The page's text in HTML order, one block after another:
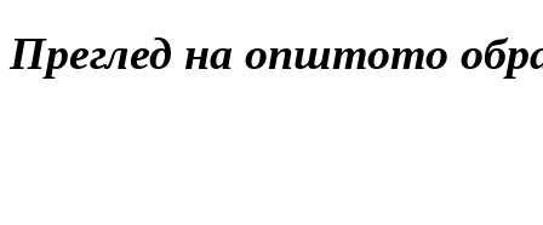
Преглед на општото